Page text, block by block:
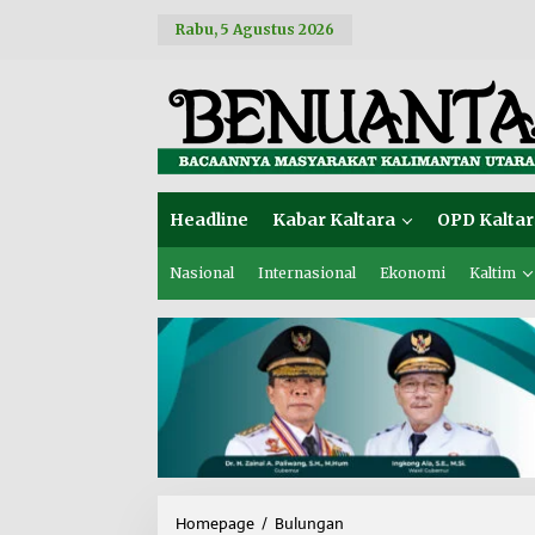
Rabu, 5 Agustus 2026
Headline Kabar Kaltara OPD
Nasional Internasional Ekonomi Kaltim
Homepage / Bulungan